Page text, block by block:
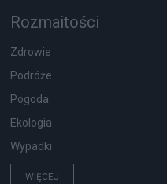
Rozmaitości
Zdrowie
Podróże
Pogoda
Ekologia
Wypadki
WIĘCEJ